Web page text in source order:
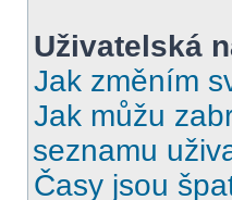
Uživatelská
Jak změním
Jak můžu
seznamu
Časy jsou